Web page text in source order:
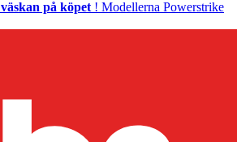
väskan på köpet ! Modellerna Powerstrike